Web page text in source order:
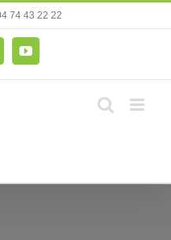
74 43 22 22
YouTube